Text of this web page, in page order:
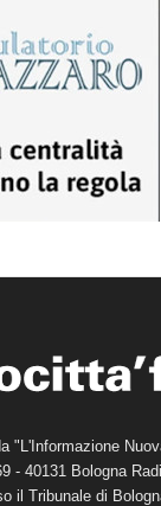
"L'Informazione
- 40131 Bologna
il Tribunale di